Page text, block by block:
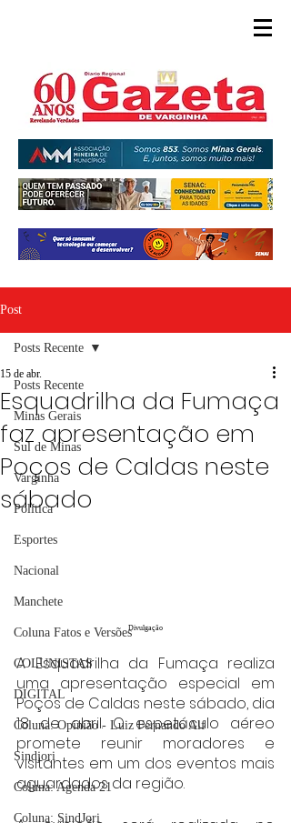
Post
Posts Recente
Minas Gerais
Sul de Minas
Varginha
Política
Esportes
Nacional
Manchete
Coluna Fatos e Versões
COLUNISTAS
DIGITAL
Coluna: Opinião - Luiz Fernando Alf
Sindjori
Coluna: Agenda 21
Coluna: SindJori
Posts Recente
Esquadrilha da Fumaça
faz apresentação em
Poços de Caldas neste
sábado
15 de abr.
Divulgação
A Esquadrilha da Fumaça realiza
uma apresentação especial em
Poços de Caldas neste sábado, dia
18 de abril. O espetáculo aéreo
promete reunir moradores e
visitantes em um dos eventos mais
aguardados da região.